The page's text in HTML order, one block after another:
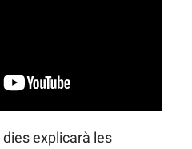
explicarà les